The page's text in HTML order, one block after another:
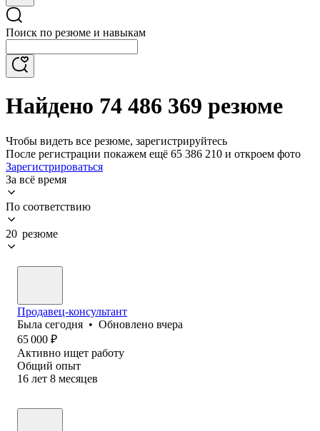
Поиск по резюме и навыкам
Найдено 74 486 369 резюме
Чтобы видеть все резюме, зарегистрируйтесь
После регистрации покажем ещё 65 386 210 и откроем фото
Зарегистрироваться
За всё время
По соответствию
20 резюме
Продавец-консультант
Была сегодня • Обновлено вчера
65 000 ₽
Активно ищет работу
Общий опыт
16 лет 8 месяцев